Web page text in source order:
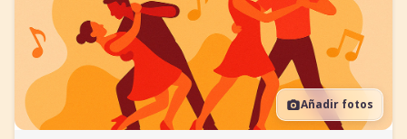
Noticias
Artículos
Videos Añadir fotos